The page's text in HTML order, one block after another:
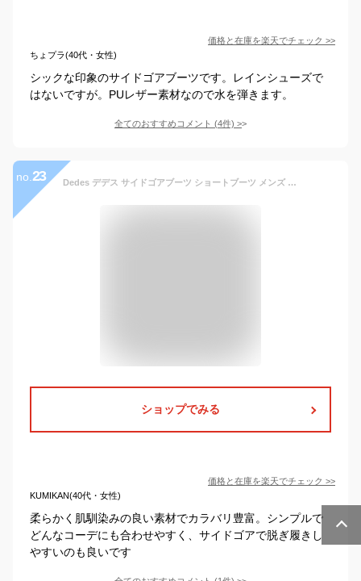
価格と在庫を楽天でチェック >>
ちょプラ(40代・女性)
シックな印象のサイドゴアブーツです。レインシューズで
はないですが。PUレザー素材なので水を弾きます。
全てのおすすめコメント (4件) >
no. 23 Dedes デデス サイドゴアブーツ ショートブーツ メンズ サイドゴア ドレープブーツ PUレザー 靴 ブーツ boots カジュアル チェルシーブーツ 黒 ブラック No.5182 25.0〜27.0cm【セット割引対象1足税込3300円】
ショップでみる
価格と在庫を楽天でチェック >>
KUMIKAN(40代・女性)
柔らかく肌馴染みの良い素材でカラバリ豊富。シンプルで
どんなコーデにも合わせやすく、サイドゴアで脱ぎ履きし
やすいのも良いです